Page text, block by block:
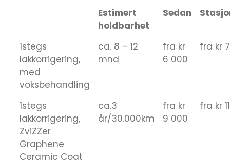
Estimert
holdbarhet
Sedan
1stegs
lakkorrigering,
med
voksbehandling
ca. 8 – 12
mnd
fra kr
6 000
fra kr
1stegs
lakkorrigering,
ZviZZer
Graphene
Ceramic Coat
ca.3
år/30.000km
fra kr
9 000
fra kr